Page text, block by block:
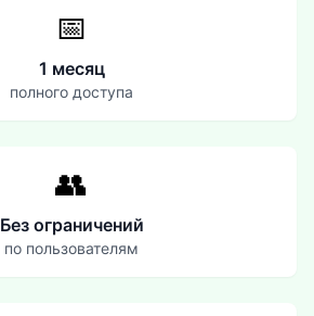
📅
1 месяц
полного доступа
👥
Без ограничений
по пользователям